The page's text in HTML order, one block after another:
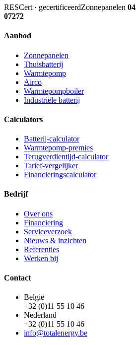
RESCert · gecertificeerdZonnepanelen
07272
Aanbod
Zonnepanelen
Thuisbatterij
Warmtepomp
Airco
Warmtepompboiler
Industriële batterij
Calculators
Batterij-calculator
Warmtepomp-premies
Terugverdientijd-calculator
Tarief-vergelijker
Financieringscalculator
Bedrijf
Over ons
Financiering
Serviceverzoek
Nieuws & inzichten
Referenties
Werken bij
Contact
België
+32 (0)11 55 10 46
Nederland
+32 (0)11 55 10 46
info@totalenergy.be